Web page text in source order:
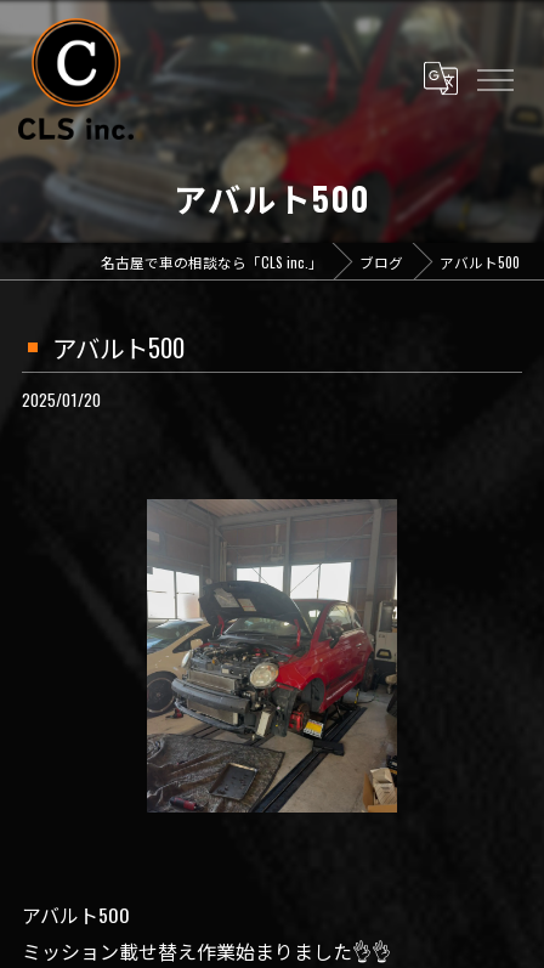
アバルト500
名古屋で車の相談なら「CLS inc.」 ブログ アバルト500
アバルト500
2025/01/20
アバルト500
ミッション載せ替え作業始まりました👌👌